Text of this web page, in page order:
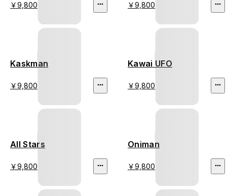
￥9,800 ￥9,800
Kaskman
￥9,800
Kawai UFO
￥9,800
All Stars
￥9,800
Oniman
￥9,800